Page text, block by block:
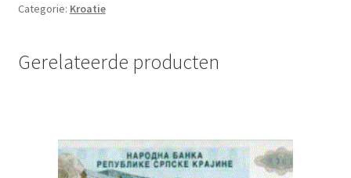
aantal
Categorie: Kroatie
Gerelateerde producten